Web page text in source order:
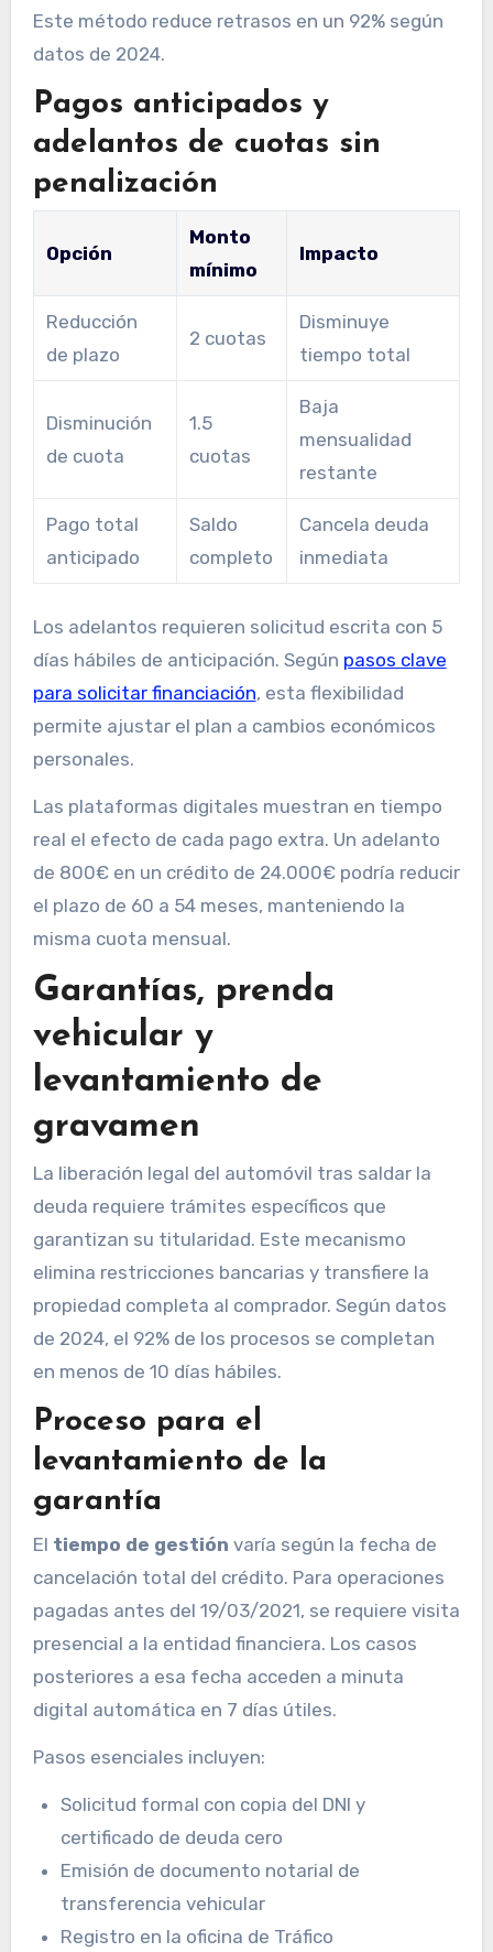
Este método reduce retrasos en un 92% según
datos de 2024.
Pagos anticipados y
adelantos de cuotas sin
penalización
Opción
Monto
mínimo
Impacto
Reducción
de plazo
2 cuotas
Disminuye
tiempo total
Disminución
de cuota
1.5
cuotas
Baja
mensualidad
restante
Pago total
anticipado
Saldo
completo
Cancela deuda
inmediata
Los adelantos requieren solicitud escrita con 5
días hábiles de anticipación. Según pasos clave
para solicitar financiación, esta flexibilidad
permite ajustar el plan a cambios económicos
personales.
Las plataformas digitales muestran en tiempo
real el efecto de cada pago extra. Un adelanto
de 800€ en un crédito de 24.000€ podría reducir
el plazo de 60 a 54 meses, manteniendo la
misma cuota mensual.
Garantías, prenda
vehicular y
levantamiento de
gravamen
La liberación legal del automóvil tras saldar la
deuda requiere trámites específicos que
garantizan su titularidad. Este mecanismo
elimina restricciones bancarias y transfiere la
propiedad completa al comprador. Según datos
de 2024, el 92% de los procesos se completan
en menos de 10 días hábiles.
Proceso para el
levantamiento de la
garantía
El tiempo de gestión varía según la fecha de
cancelación total del crédito. Para operaciones
pagadas antes del 19/03/2021, se requiere visita
presencial a la entidad financiera. Los casos
posteriores a esa fecha acceden a minuta
digital automática en 7 días útiles.
Pasos esenciales incluyen:
Solicitud formal con copia del DNI y
certificado de deuda cero
Emisión de documento notarial de
transferencia vehicular
Registro en la oficina de Tráfico